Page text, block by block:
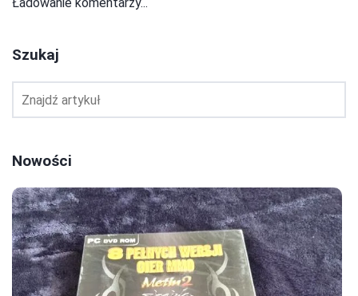
Ładowanie komentarzy...
Szukaj
Nowości